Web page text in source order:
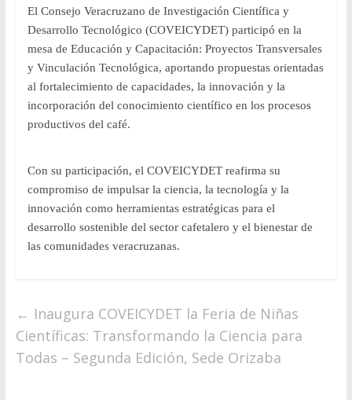
El Consejo Veracruzano de Investigación Científica y
Desarrollo Tecnológico (COVEICYDET) participó en la
mesa de Educación y Capacitación: Proyectos Transversales
y Vinculación Tecnológica, aportando propuestas orientadas
al fortalecimiento de capacidades, la innovación y la
incorporación del conocimiento científico en los procesos
productivos del café.
Con su participación, el COVEICYDET reafirma su
compromiso de impulsar la ciencia, la tecnología y la
innovación como herramientas estratégicas para el
desarrollo sostenible del sector cafetalero y el bienestar de
las comunidades veracruzanas.
← Inaugura COVEICYDET la Feria de Niñas
Científicas: Transformando la Ciencia para
Todas – Segunda Edición, Sede Orizaba